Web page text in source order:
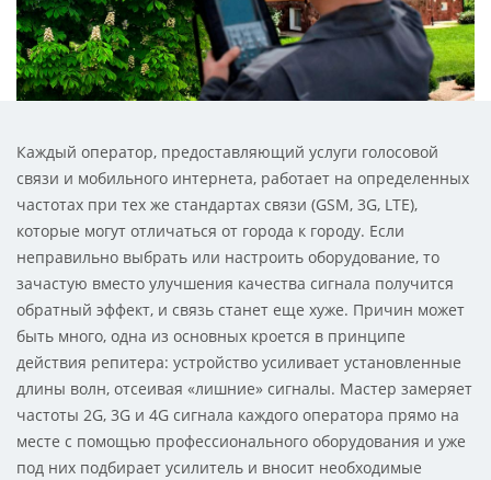
Каждый оператор, предоставляющий услуги голосовой
связи и мобильного интернета, работает на определенных
частотах при тех же стандартах связи (GSM, 3G, LTE),
которые могут отличаться от города к городу. Если
неправильно выбрать или настроить оборудование, то
зачастую вместо улучшения качества сигнала получится
обратный эффект, и связь станет еще хуже. Причин может
быть много, одна из основных кроется в принципе
действия репитера: устройство усиливает установленные
длины волн, отсеивая «лишние» сигналы. Мастер замеряет
частоты 2G, 3G и 4G сигнала каждого оператора прямо на
месте с помощью профессионального оборудования и уже
под них подбирает усилитель и вносит необходимые